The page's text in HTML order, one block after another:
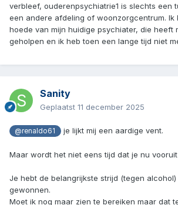
verbleef, ouderenpsychiatrie1 is slechts een
een andere afdeling of woonzorgcentrum. Ik
hoede van mijn huidige psychiater, die heeft
geholpen en ik heb toen een lange tijd niet
Sanity
Geplaatst 11 december 2025
@renaldo61 je lijkt mij een aardige vent.
Maar wordt het niet eens tijd dat je nu
Je hebt de belangrijkste strijd (tegen
gewonnen.
Moet ik nog maar zien te bereiken maar dat